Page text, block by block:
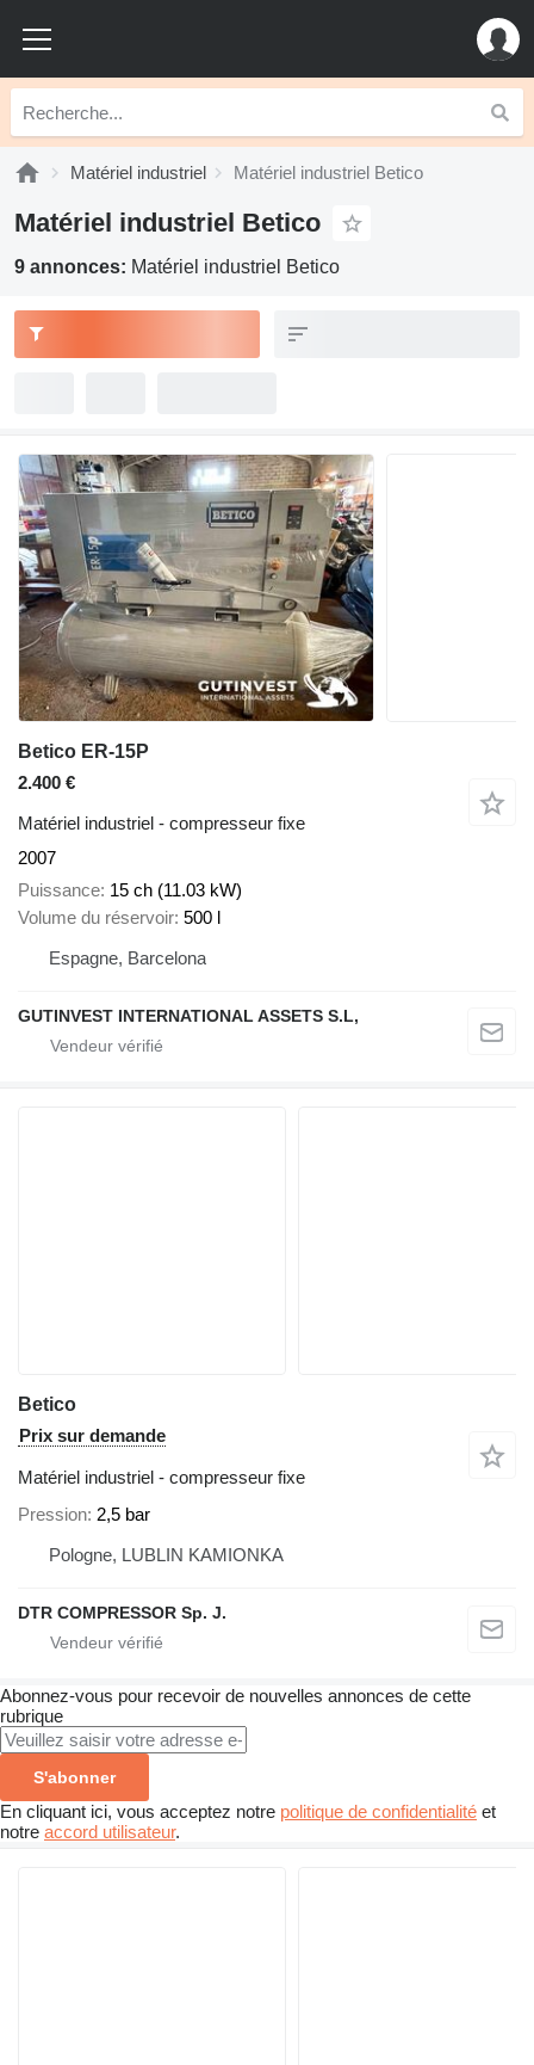
Matériel industriel Matériel industriel Betico
Matériel industriel Betico
9 annonces: Matériel industriel Betico
Betico ER-15P
2.400 €
Matériel industriel - compresseur fixe
2007
Puissance 15 ch (11.03 kW)
Volume du réservoir 500 l
Espagne, Barcelona
GUTINVEST INTERNATIONAL ASSETS S.L,
Betico
Prix sur demande
Matériel industriel - compresseur fixe
Pression 2,5 bar
Pologne, LUBLIN KAMIONKA
DTR COMPRESSOR Sp. J.
Abonnez-vous pour recevoir de nouvelles annonces de cette
rubrique
S'abonner
En cliquant ici, vous acceptez notre politique de confidentialité et
notre accord utilisateur.